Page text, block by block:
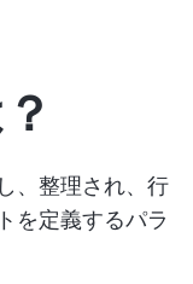
、整理され、行
を定義するパラ